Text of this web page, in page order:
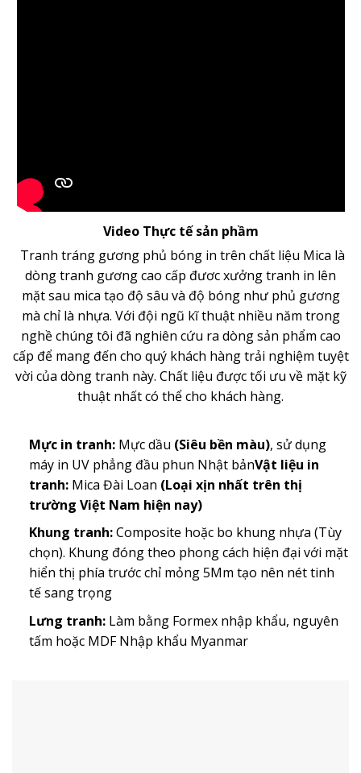
Video Thực tế sản phầm
Tranh tráng gương phủ bóng in trên chất liệu Mica là
dòngtranh gươngcao cấp đươc xưởng tranh in lên
mặt sau mica tạo độ sâu và độ bóng như phủ gương
mà chỉ là nhựa. Với đội ngũ kĩ thuật nhiều năm trong
nghề chúng tôi đã nghiên cứu ra dòng sản phẩm cao
cấp để mang đến cho quý khách hàng trải nghiệm tuyệt
vời của dòng tranh này. Chất liệu được tối ưu về mặt kỹ
thuật nhất có thể cho khách hàng.
Mực in tranh:Mực dầu (Siêu bền màu), sử dụng
máy in UV phẳng đầu phun Nhật bảnVật liệu in
tranh:Mica Đài Loan (Loại xịn nhất trên thị
trường Việt Nam hiện nay)
Khung tranh:Composite hoặc bo khung nhựa (Tùy
chọn). Khung đóng theo phong cách hiện đại với mặt
hiển thị phía trước chỉ mỏng 5Mm tạo nên nét tinh
tế sang trọng
Lưng tranh:Làm bằng Formex nhập khẩu, nguyên
tấm hoặc MDF Nhập khẩu Myanmar